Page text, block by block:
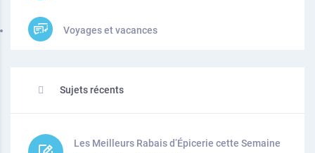
Voyages et vacances
Sujets récents
Les Meilleurs Rabais d’Épicerie cette Semaine